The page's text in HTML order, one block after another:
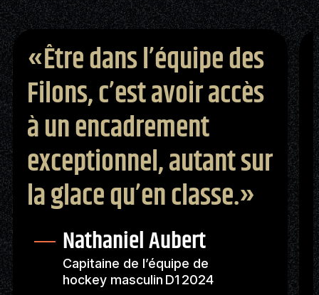
«Être dans l’équipe des
Filons, c’est avoir accès
à un encadrement
exceptionnel, autant sur
la glace qu’en classe.»
Nathaniel Aubert
Capitaine de l’équipe de
hockey masculin D1 2024